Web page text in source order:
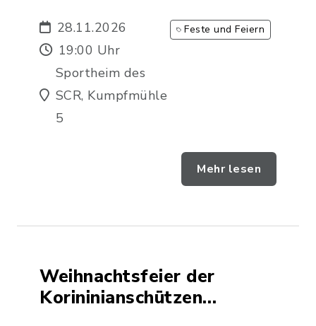
28.11.2026
19:00 Uhr
Sportheim des
SCR, Kumpfmühle
5
Feste und Feiern
Mehr lesen
Weihnachtsfeier der
Korininianschützen